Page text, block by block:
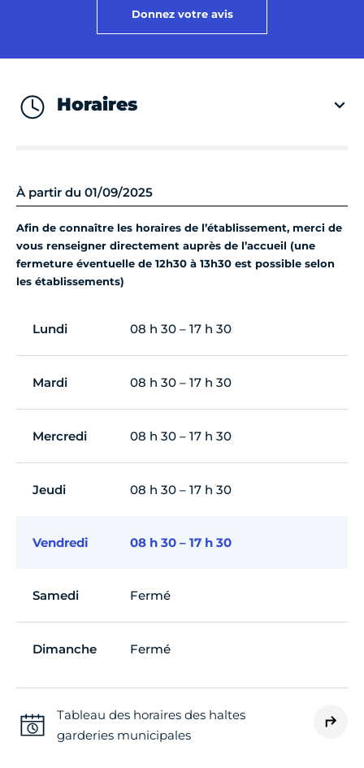
Donnez votre avis
Horaires
À partir du 01/09/2025
Afin de connaître les horaires de l’établissement, merci de
vous renseigner directement auprès de l’accueil (une
fermeture éventuelle de 12h30 à 13h30 est possible selon
les établissements)
Lundi 08 h 30 – 17 h 30
Mardi 08 h 30 – 17 h 30
Mercredi 08 h 30 – 17 h 30
Jeudi 08 h 30 – 17 h 30
Vendredi 08 h 30 – 17 h 30
Samedi Fermé
Dimanche Fermé
Tableau des horaires des haltes
garderies municipales